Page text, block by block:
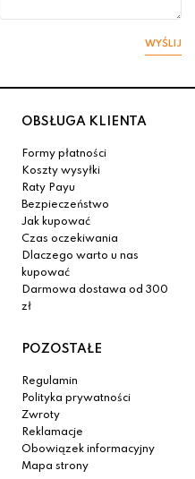
WYŚLIJ
OBSŁUGA KLIENTA
Formy płatności
Koszty wysyłki
Raty Payu
Bezpieczeństwo
Jak kupować
Czas oczekiwania
Dlaczego warto u nas
kupować
Darmowa dostawa od 300
zł
POZOSTAŁE
Regulamin
Polityka prywatności
Zwroty
Reklamacje
Obowiązek informacyjny
Mapa strony